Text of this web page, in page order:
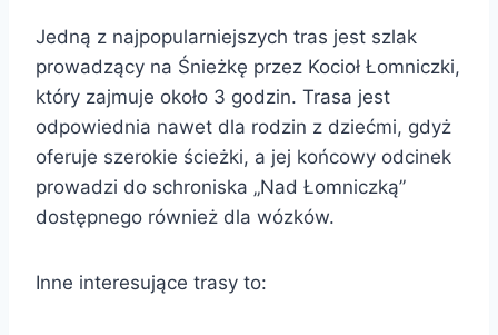
Jedną z najpopularniejszych tras jest szlak
prowadzący na Śnieżkę przez Kocioł Łomniczki,
który zajmuje około 3 godzin. Trasa jest
odpowiednia nawet dla rodzin z dziećmi, gdyż
oferuje szerokie ścieżki, a jej końcowy odcinek
prowadzi do schroniska „Nad Łomniczką”
dostępnego również dla wózków.
Inne interesujące trasy to: